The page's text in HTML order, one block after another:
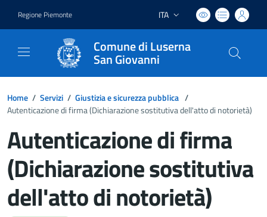
Regione Piemonte Lingua attiva:
ITA
Comune di Luserna
San Giovanni
Home / Servizi / Giustizia e sicurezza pubblica /
Autenticazione di firma (Dichiarazione sostitutiva dell'atto di notorietà)
Autenticazione di firma
(Dichiarazione sostitutiva
dell'atto di notorietà)